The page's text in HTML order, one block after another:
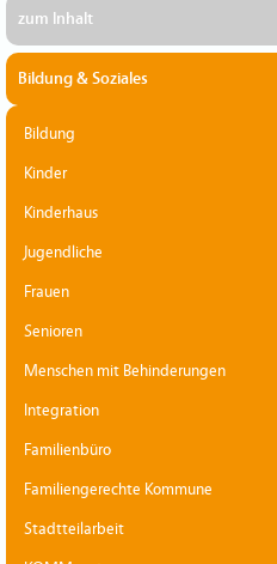
zum Inhalt
Bildung & Soziales
Bildung
Kinder
Kinderhaus
Jugendliche
Frauen
Senioren
Menschen mit Behinderungen
Integration
Familienbüro
Familiengerechte Kommune
Stadtteilarbeit